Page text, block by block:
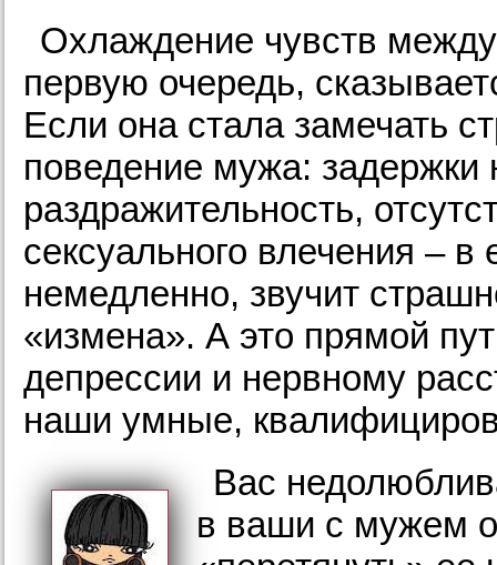
Охлаждение чувств
первую очередь,
Если она стала замечать
поведение мужа: задержки
раздражительность,
сексуального влечения – в
немедленно, звучит
«измена». А это прямой
депрессии и нервному
наши умные,
Вас
в ваши с мужем